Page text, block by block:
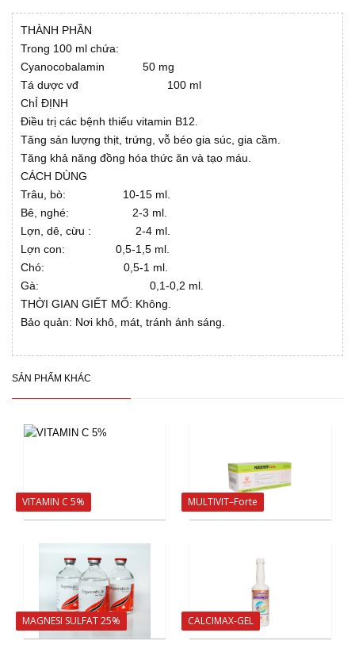
THÀNH PHẦN
Trong 100 ml chứa:
Cyanocobalamin 50 mg
Tá dược vđ 100 ml
ChỈ ĐỊNH
Điều trị các bệnh thiếu vitamin B12.
Tăng sản lượng thịt, trứng, vỗ béo gia súc, gia cầm.
Tăng khả năng đồng hóa thức ăn và tạo máu.
CÁCH DÙNG
Trâu, bò: 10-15 ml.
Bê, nghé: 2-3 ml.
Lợn, dê, cừu : 2-4 ml.
Lợn con: 0,5-1,5 ml.
Chó: 0,5-1 ml.
Gà: 0,1-0,2 ml.
THỜI GIAN GIẾT MỔ: Không.
Bảo quản: Nơi khô, mát, tránh ánh sáng.
SẢN PHẨM KHÁC
VITAMIN C 5% MULTIVIT–Forte
MAGNESI SULFAT 25% CALCIMAX-GEL